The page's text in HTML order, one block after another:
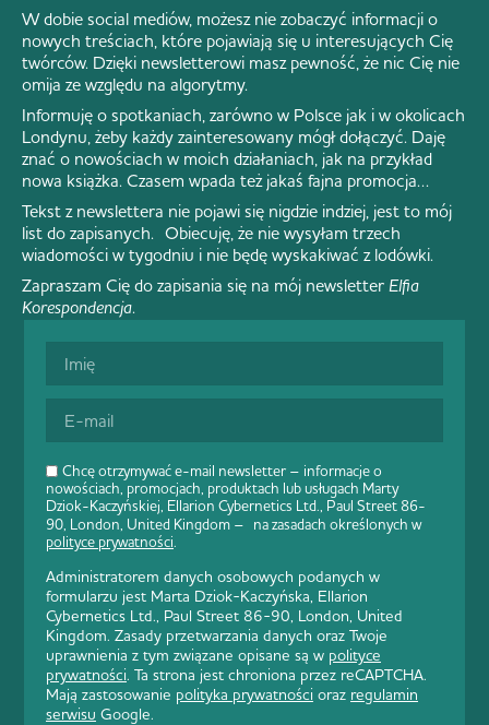
Chcę otrzymywać e-mail newsletter – informacje o
nowościach, promocjach, produktach lub usługach Marty
Dziok-Kaczyńskiej, Ellarion Cybernetics Ltd., Paul Street 86-
90, London, United Kingdom – na zasadach określonych w
polityce prywatności.
Administratorem danych osobowych podanych w
formularzu jest Marta Dziok-Kaczyńska, Ellarion
Cybernetics Ltd., Paul Street 86-90, London, United
Kingdom. Zasady przetwarzania danych oraz Twoje
uprawnienia z tym związane opisane są w polityce
prywatności. Ta strona jest chroniona przez reCAPTCHA.
Mają zastosowanie polityka prywatności oraz regulamin
serwisu Google.
W dobie social mediów, możesz nie zobaczyć informacji o
nowych treściach, które pojawiają się u interesujących Cię
twórców. Dzięki newsletterowi masz pewność, że nic Cię nie
omija ze względu na algorytmy.
Informuję o spotkaniach, zarówno w Polsce jak i w okolicach
Londynu, żeby każdy zainteresowany mógł dołączyć. Daję
znać o nowościach w moich działaniach, jak na przykład
nowa książka. Czasem wpada też jakaś fajna promocja…
Tekst z newslettera nie pojawi się nigdzie indziej, jest to mój
list do zapisanych. Obiecuję, że nie wysyłam trzech
wiadomości w tygodniu i nie będę wyskakiwać z lodówki.
Zapraszam Cię do zapisania się na mój newsletter Elfia
Korespondencja.